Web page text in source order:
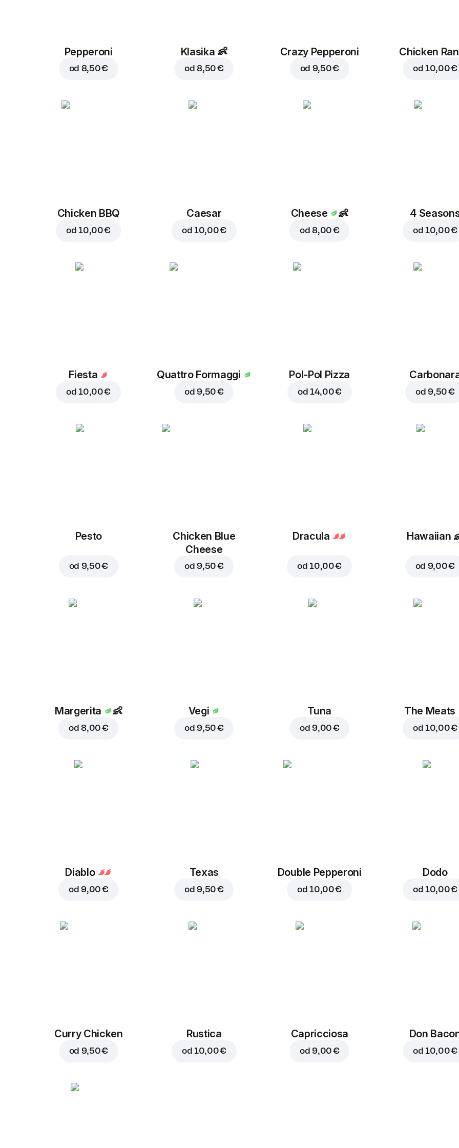
Pepperoni
od 8,50 €
Klasika 👶
od 8,50 €
Crazy Pepperoni
od 9,50 €
Chicken
od 10,00 €
Chicken BBQ
od 10,00 €
Caesar
od 10,00 €
Cheese 👶
od 8,00 €
4
od 10,00 €
Fiesta
od 10,00 €
Quattro Formaggi
od 9,50 €
Pol-Pol Pizza
od 14,00 € od 9,50 €
Pesto
od 9,50 €
Chicken Blue
Cheese
od 9,50 €
Dracula
od10,00 €
Hawaiian
od 9,00 €
Margerita 👶
od 8,00 €
Vegi
od 9,50 €
Tuna
od 9,00 €
The Meats
od 10,00 €
Diablo
od 9,00 €
Texas
od 9,50 €
Double Pepperoni
od 10,00 €
Dodo
od 10,00 €
Curry Chicken
od 9,50 €
Rustica
od 10,00 €
Capricciosa
od 9,00 €
Don
od 10,00 €